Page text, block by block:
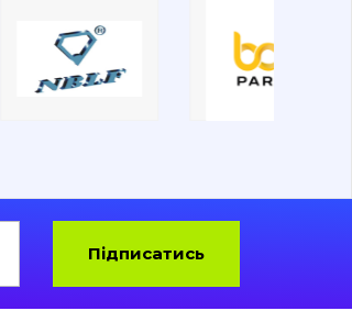
Підписатись